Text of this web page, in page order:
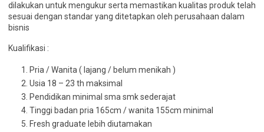
dilakukan untuk mengukur serta memastikan kualitas produk telah
sesuai dengan standar yang ditetapkan oleh perusahaan dalam
bisnis
Kualifikasi :
Pria / Wanita ( lajang / belum menikah )
Usia 18 – 23 th maksimal
Pendidikan minimal sma smk sederajat
Tinggi badan pria 165cm / wanita 155cm minimal
Fresh graduate lebih diutamakan